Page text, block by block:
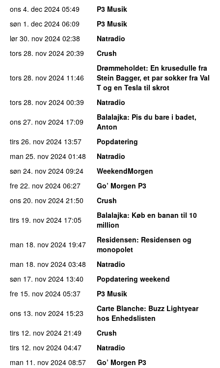
ons 4. dec 2024 05:49
P3 Musik
søn 1. dec 2024 06:09
P3 Musik
lør 30. nov 2024 02:38
Natradio
tors 28. nov 2024 20:39 Crush
tors 28. nov 2024 11:46
Drømmeholdet: En krusedulle fra
Stein Bagger, et par sokker fra Val
T og en Tesla til skrot
tors 28. nov 2024 00:39
Natradio
ons 27. nov 2024 17:09 Balalajka: Pis du bare i badet,
Anton
tirs 26. nov 2024 13:57
Popdatering
man 25. nov 2024 01:48
Natradio
søn 24. nov 2024 09:24
WeekendMorgen
fre 22. nov 2024 06:27
Go’ Morgen P3
ons 20. nov 2024 21:50
Crush
tirs 19. nov 2024 17:05 Balalajka: Køb en banan til 10
million
man 18. nov 2024 19:47 Residensen: Residensen og
monopolet
man 18. nov 2024 03:48
Natradio
søn 17. nov 2024 13:40
Popdatering weekend
fre 15. nov 2024 05:37
P3 Musik
ons 13. nov 2024 15:23 Carte Blanche: Buzz Lightyear
hos Enhedslisten
tirs 12. nov 2024 21:49
Crush
tirs 12. nov 2024 04:47
Natradio
man 11. nov 2024 08:57
Go’ Morgen P3